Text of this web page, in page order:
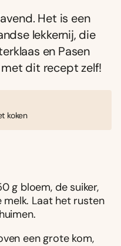
Het is een
lekkernij, die
en Pasen
dit recept zelf!
koken
g bloem, de suiker,
Laat het rusten
een grote kom,